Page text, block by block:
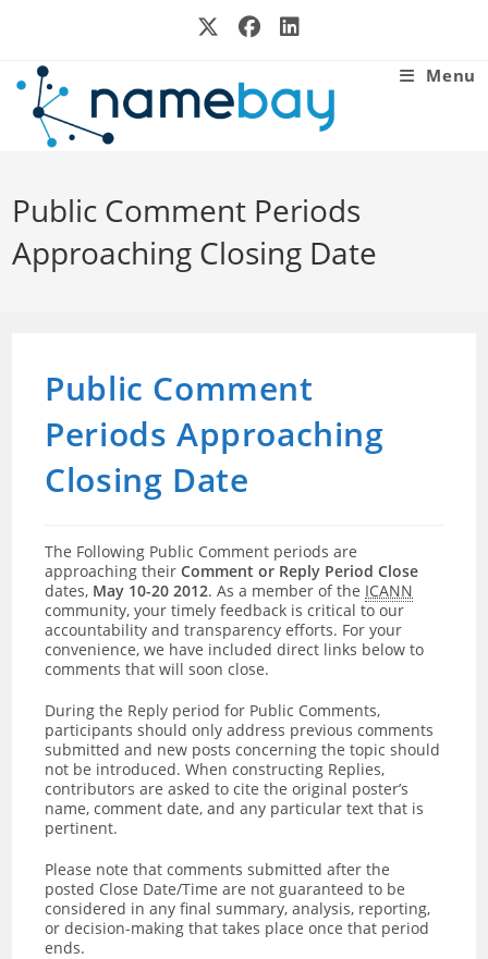
Menu
Public Comment Periods
Approaching Closing Date
Public Comment
Periods Approaching
Closing Date
The Following Public Comment periods are
approaching theirComment or Reply Period Close
dates, May 10-20 2012. As a member of the ICANN
community, your timely feedback is critical to our
accountability and transparency efforts. For your
convenience, we have included direct links below to
comments that will soon close.
During the Reply period for Public Comments,
participants should only address previous comments
submitted and new posts concerning the topic should
not be introduced. When constructing Replies,
contributors are asked to cite the original poster’s
name, comment date, and any particular text that is
pertinent.
Please note that comments submitted after the
posted Close Date/Time are not guaranteed to be
considered in any final summary, analysis, reporting,
or decision-making that takes place once that period
ends.